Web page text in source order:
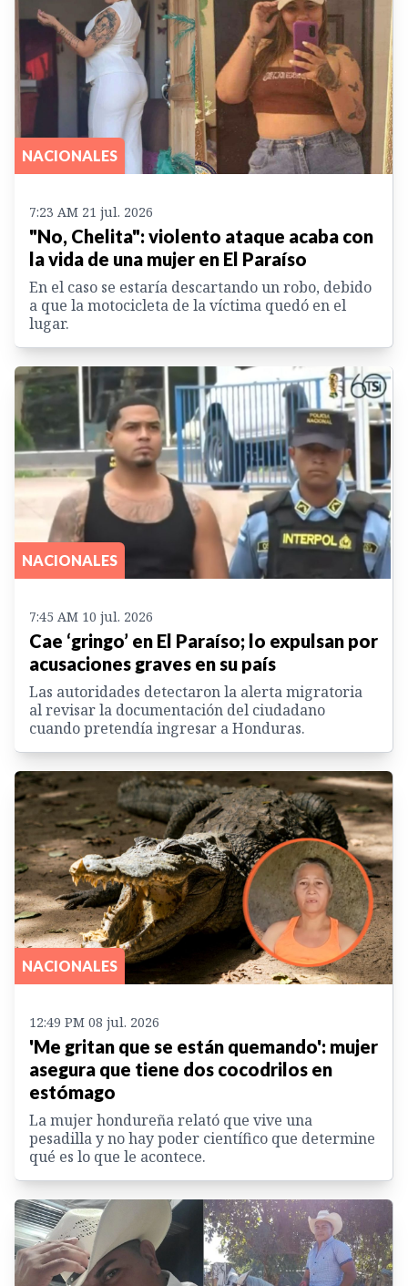
NACIONALES
7:23 AM 21 jul. 2026
"No, Chelita": violento ataque acaba con
la vida de una mujer en El Paraíso
En el caso se estaría descartando un robo, debido
a que la motocicleta de la víctima quedó en el
lugar.
NACIONALES
7:45 AM 10 jul. 2026
Cae ‘gringo’ en El Paraíso; lo expulsan por
acusaciones graves en su país
Las autoridades detectaron la alerta migratoria
al revisar la documentación del ciudadano
cuando pretendía ingresar a Honduras.
NACIONALES
12:49 PM 08 jul. 2026
'Me gritan que se están quemando': mujer
asegura que tiene dos cocodrilos en
estómago
La mujer hondureña relató que vive una
pesadilla y no hay poder científico que determine
qué es lo que le acontece.